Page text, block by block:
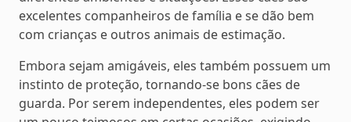
excelentes companheiros de família e se dão bem
com crianças e outros animais de estimação.
Embora sejam amigáveis, eles também possuem um
instinto de proteção, tornando-se bons cães de
guarda. Por serem independentes, eles podem ser